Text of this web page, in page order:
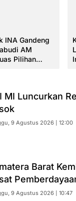
INA Gandeng
AM
Pilihan
MI Luncurkan
9 Agustus 2026 | 12:00
Barat
9 Agustus 2026 | 10:47